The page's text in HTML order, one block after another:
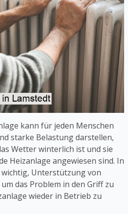
kann für jeden Menschen
starke Belastung darstellen,
Wetter winterlich ist und sie
Heizanlage angewiesen sind. In
Unterstützung von
das Problem in den Griff zu
wieder in Betrieb zu